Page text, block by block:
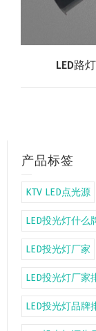
LED路
产品标签
KTV LED点光源
LED投光灯什么
LED投光灯厂家
LED投光灯厂家
LED投光灯品牌